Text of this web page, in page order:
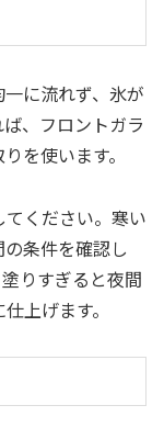
に流れず、氷が
、フロントガラ
を使います。
ください。寒い
条件を確認し
りすぎると夜間
上げます。